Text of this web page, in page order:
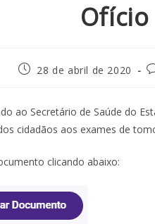
Ofício
28 de abril de 2020
ao Secretário de Saúde do
cidadãos aos exames de
clicando abaixo: